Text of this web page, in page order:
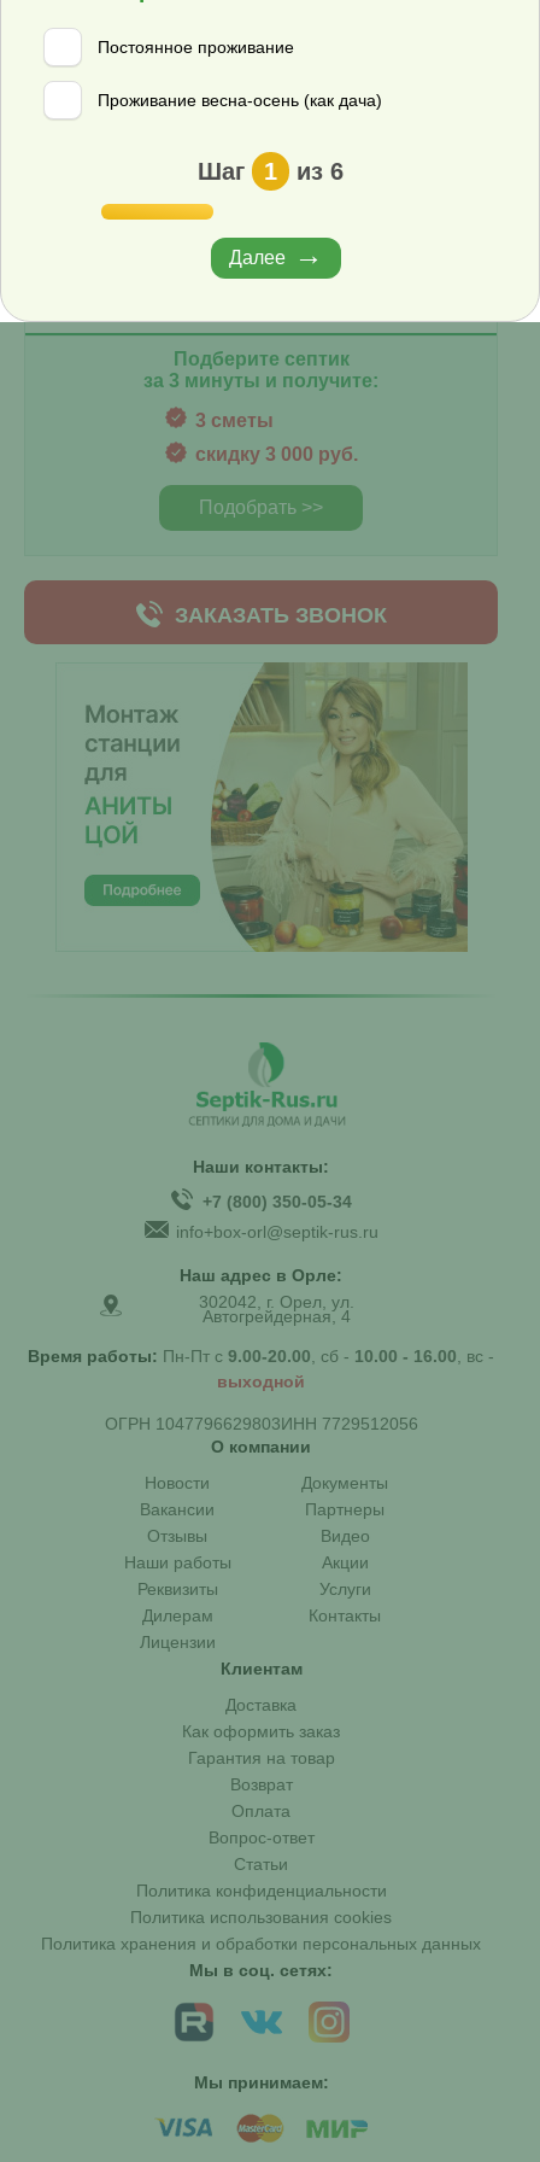
Наши менеджеры
всегда на связи
+7 (800) 350-05-34
info+box-orl@septik-rus.ru
Подберите септик
за 3 минуты и получите:
3 сметы
скидку 3 000 руб.
Подобрать >>
ЗАКАЗАТЬ ЗВОНОК
нашей компании можно в телефонном режиме или
посредством электронной почты. От вас требуется только
подать заявку наиболее удобным способом, а все
остальные заботы сотрудники нашей компании возьмут на
себя.
Наши контакты:
+7 (800) 350-05-34
info+box-orl@septik-rus.ru
Наш адрес в Орле:
302042, г. Орел, ул.
Автогрейдерная, 4
Время работы: Пн-Пт с 9.00-20.00 , сб - 10.00 - 16.00 , вс -
выходной
ОГРН 1047796629803ИНН 7729512056
О компании
Новости
Документы
Вакансии
Партнеры
Отзывы
Видео
Наши работы
Акции
Реквизиты
Услуги
Дилерам
Контакты
Лицензии
Клиентам
Доставка
Как оформить заказ
Гарантия на товар
Возврат
Оплата
Вопрос-ответ
Статьи
Политика конфиденциальности
Политика использования cookies
Политика хранения и обработки персональных данных
Мы в соц. сетях:
Мы принимаем:
Постоянное проживание
Проживание весна-осень (как дача)
Шаг 1 из 6
Далее